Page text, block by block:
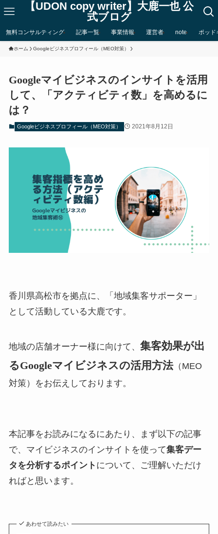
【UDON copy writer】大鹿一也 公
式ブログ
無料コンサルティング 記事一覧 事業情報 運営者 note ポッド
ホーム Googleビジネスプロフィール（MEO対策）
Googleマイビジネスのインサイトを活用
して、「アクティビティ数」を高めるに
は？
Googleビジネスプロフィール（MEO対策） 2021年8月12日
香川県高松市を拠点に、「地域集客サポーター」
として活動している大鹿です。
地域の店舗オーナー様に向けて、 集客効果が出
るGoogleマイビジネスの活用方法（MEO
対策）をお伝えしております。
本記事をお読みになるにあたり、まず以下の記事
で、マイビジネスのインサイトを使って集客デー
タを分析するポイント について、ご理解いただけ
ればと思います。
あわせて読みたい